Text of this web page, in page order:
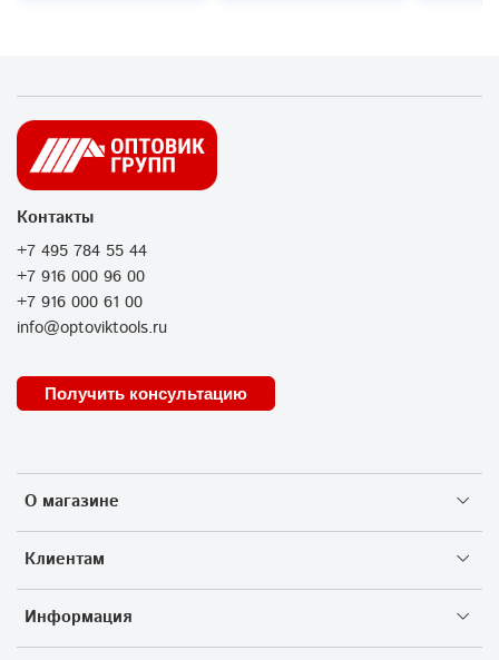
О магазине
Клиентам
Информация
Контакты
+7 495 784 55 44
+7 916 000 96 00
+7 916 000 61 00
info@optoviktools.ru
Получить консультацию